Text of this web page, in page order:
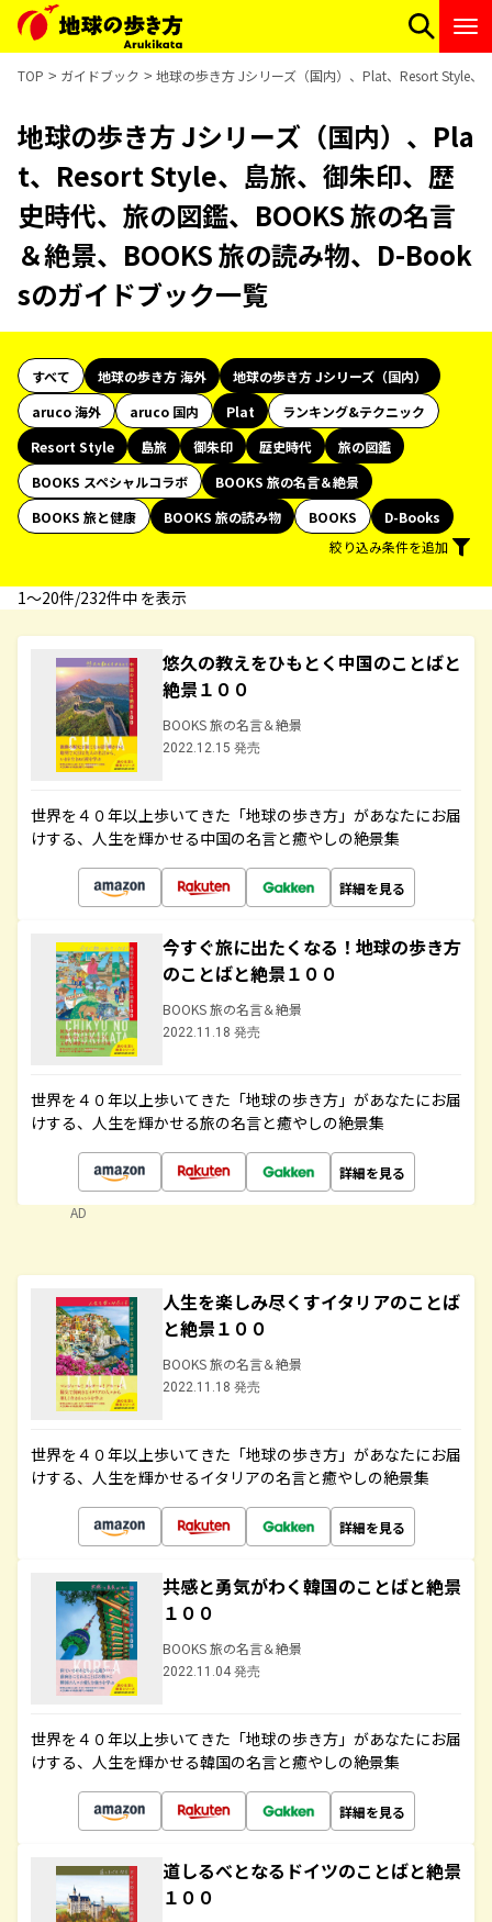
TOP ガイドブック 地球の歩き方 Jシリーズ（国内）、Plat、Resort Style
地球の歩き方 Jシリーズ（国内）、Pla
t、Resort Style、島旅、御朱印、歴
史時代、旅の図鑑、BOOKS 旅の名言
＆絶景、BOOKS 旅の読み物、D-Book
sのガイドブック一覧
すべて 地球の歩き方 海外
地球の歩き方 Jシリーズ（国内）
aruco 海外
aruco 国内 Plat
ランキング&テクニック
Resort Style
島旅 御朱印 歴史時代
旅の図鑑
BOOKS スペシャルコラボ
BOOKS 旅の名言＆絶景
BOOKS 旅と健康
BOOKS 旅の読み物 BOOKS
D-Books
絞り込み条件を追加
1〜20件/232件中 を表示
悠久の教えをひもとく中国のことばと
絶景１００
BOOKS 旅の名言＆絶景
2022.12.15 発売
世界を４０年以上歩いてきた「地球の歩き方」があなたにお届
けする、人生を輝かせる中国の名言と癒やしの絶景集
詳細を見る
今すぐ旅に出たくなる！地球の歩き方
のことばと絶景１００
BOOKS 旅の名言＆絶景
2022.11.18 発売
世界を４０年以上歩いてきた「地球の歩き方」があなたにお届
けする、人生を輝かせる旅の名言と癒やしの絶景集
詳細を見る
AD
人生を楽しみ尽くすイタリアのことば
と絶景１００
BOOKS 旅の名言＆絶景
2022.11.18 発売
世界を４０年以上歩いてきた「地球の歩き方」があなたにお届
けする、人生を輝かせるイタリアの名言と癒やしの絶景集
詳細を見る
共感と勇気がわく韓国のことばと絶景
１００
BOOKS 旅の名言＆絶景
2022.11.04 発売
世界を４０年以上歩いてきた「地球の歩き方」があなたにお届
けする、人生を輝かせる韓国の名言と癒やしの絶景集
詳細を見る
道しるべとなるドイツのことばと絶景
１００